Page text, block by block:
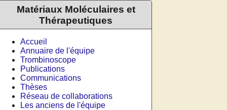
Matériaux Moléculaires et
Thérapeutiques
Accueil
Annuaire de l'équipe
Trombinoscope
Publications
Communications
Thèses
Réseau de collaborations
Les anciens de l'équipe